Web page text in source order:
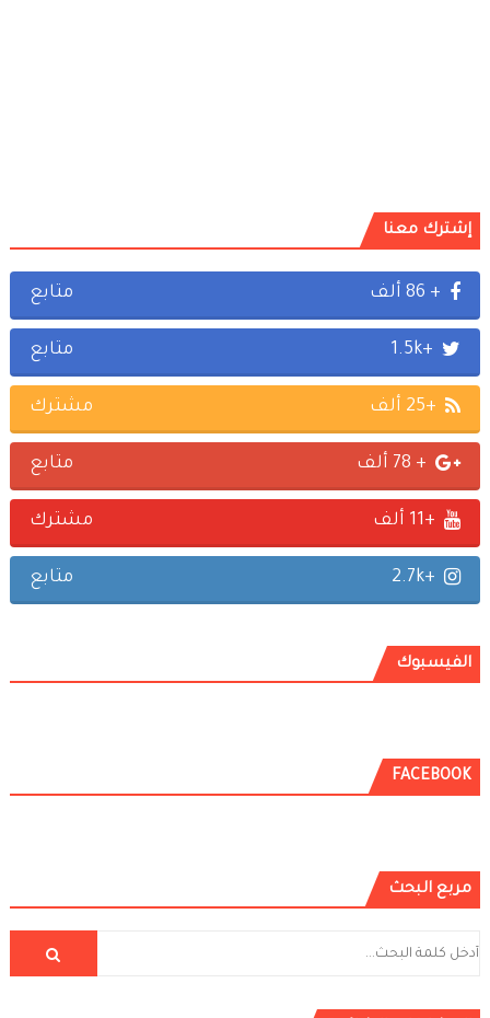
إشترك معنا
+ 86 ألف متابع
+1.5k متابع
+25 ألف مشترك
+ 78 ألف متابع
+11 ألف مشترك
+2.7k متابع
الفيسبوك
FACEBOOK
مربع البحث